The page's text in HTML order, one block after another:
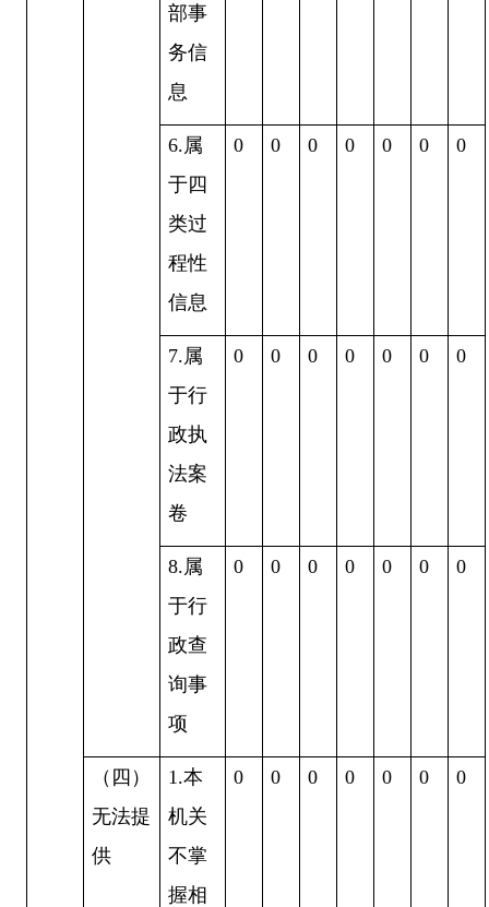
部事
务信
息
6. 属
于四
类过
程性
信息
0 0 0 0 0 0 0
7. 属
于行
政执
法案
卷
0 0 0 0 0 0 0
8. 属
于行
政查
询事
项
0 0 0 0 0 0 0
（四）
无法提
供
1.本
机关
不掌
握相
0 0 0 0 0 0 0